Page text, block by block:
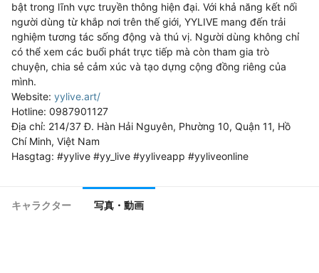
bật trong lĩnh vực truyền thông hiện đại. Với khả năng kết nối
người dùng từ khắp nơi trên thế giới, YYLIVE mang đến trải
nghiệm tương tác sống động và thú vị. Người dùng không chỉ
có thể xem các buổi phát trực tiếp mà còn tham gia trò
chuyện, chia sẻ cảm xúc và tạo dựng cộng đồng riêng của
mình.
Website: yylive.art/
Hotline: 0987901127
Địa chỉ: 214/37 Đ. Hàn Hải Nguyên, Phường 10, Quận 11, Hồ
Chí Minh, Việt Nam
Hasgtag: #yylive #yy_live #yyliveapp #yyliveonline
キャラクター 写真・動画